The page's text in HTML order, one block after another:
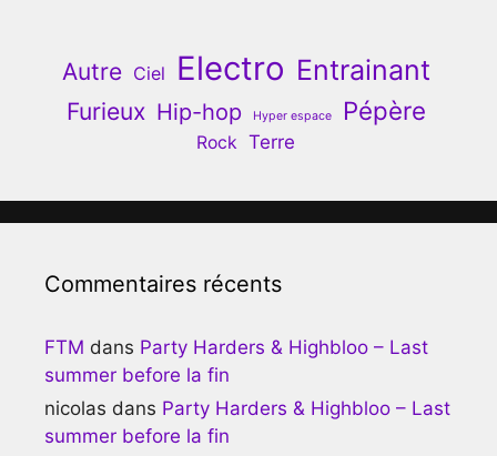
Autre Ciel Electro Entrainant
Furieux Hip-hop Hyper espace Pépère
Rock Terre
Commentaires récents
FTM dans Party Harders & Highbloo – Last
summer before la fin
nicolas dans Party Harders & Highbloo – Last
summer before la fin